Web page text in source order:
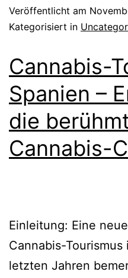
Veröffentlicht am
Kategorisiert in
Cannabis-
Spanien –
die
Cannabis-
Einleitung: Eine
Cannabis-
letzten Jahren